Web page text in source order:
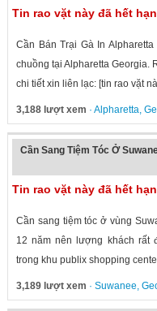
Tin rao vặt này đã hết hạn
Cần Bán Trại Gà In
chuồng tại Alpharetta Georgia.
chi tiết xin liên lạc: [tin rao vặt
3,188 lượt xem · Alpharetta,
Cần Sang Tiệm Tóc Ở
Tin rao vặt này đã hết hạn
Cần sang tiệm tóc ở vùng
12 năm nên lượng khách rất
trong khu publix shopping
3,189 lượt xem · Suwanee,